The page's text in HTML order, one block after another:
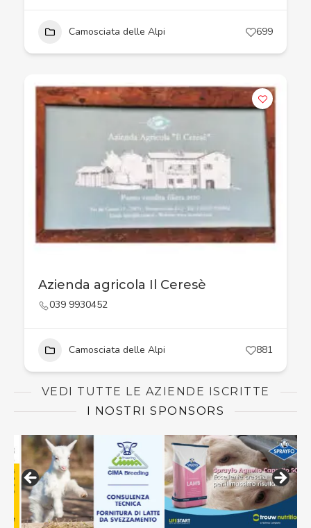
Camosciata delle Alpi 699
Azienda agricola Il Ceresè
039 9930452
Camosciata delle Alpi 881
VEDI TUTTE LE AZIENDE ISCRITTE
I NOSTRI SPONSORS